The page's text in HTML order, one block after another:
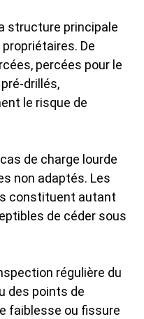
structure principale
De
percées pour le
drillés,
le risque de
de charge lourde
non adaptés. Les
constituent autant
de céder sous
régulière du
des points de
faiblesse ou fissure